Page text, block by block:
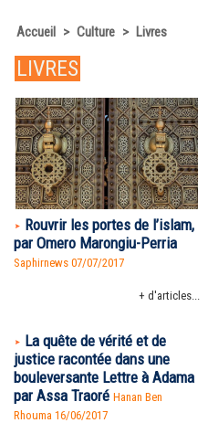
Accueil > Culture > Livres
LIVRES
Rouvrir les portes de l’islam,
par Omero Marongiu-Perria
Saphirnews 07/07/2017
+ d'articles...
La quête de vérité et de
justice racontée dans une
bouleversante Lettre à Adama
par Assa Traoré Hanan Ben
Rhouma 16/06/2017